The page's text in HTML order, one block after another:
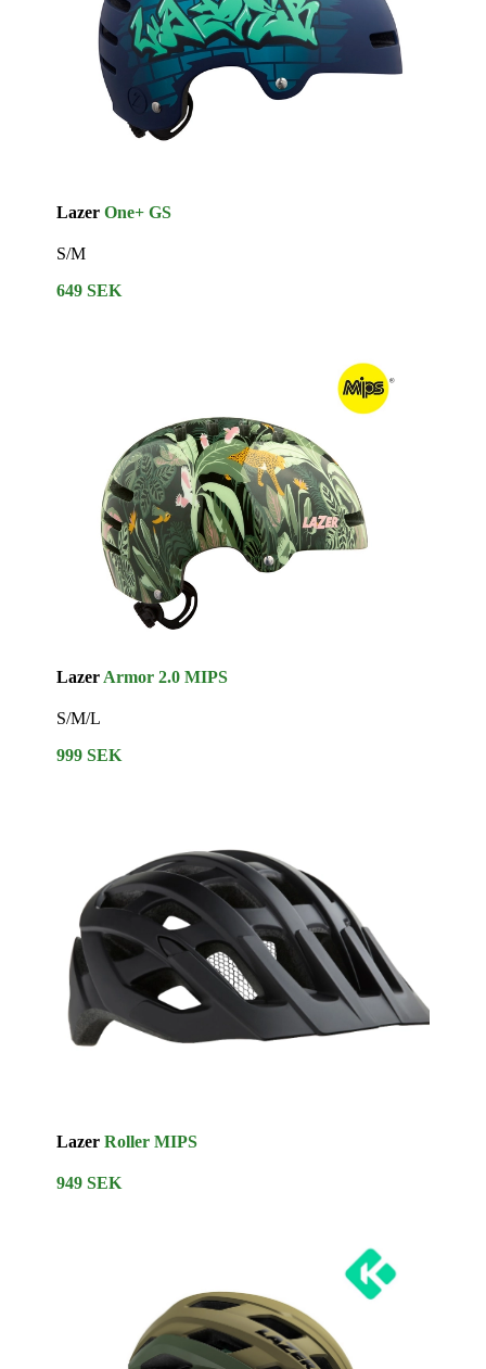
LazerOne+ GS
S/M
649 SEK
Lazer Armor 2.0 MIPS
S/M/L
999 SEK
LazerRoller MIPS
949 SEK